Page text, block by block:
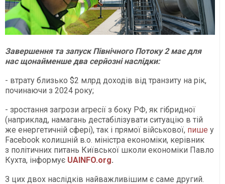
Завершення та запуск Північного Потоку 2 має для
нас щонайменше два серйозні наслідки:
- втрату близько $2 млрд доходів від транзиту на рік,
починаючи з 2024 року;
- зростання загрози агресії з боку РФ, як гібридної
(наприклад, намагань дестабілізувати ситуацію в тій
же енергетичній сфері), так і прямої військової, пише у
Facebook колишній в.о. міністра економіки, керівник
з політичних питань Київської школи економіки Павло
Кухта, інформує UAINFO.org.
З цих двох наслідків найважливішим є саме другий.